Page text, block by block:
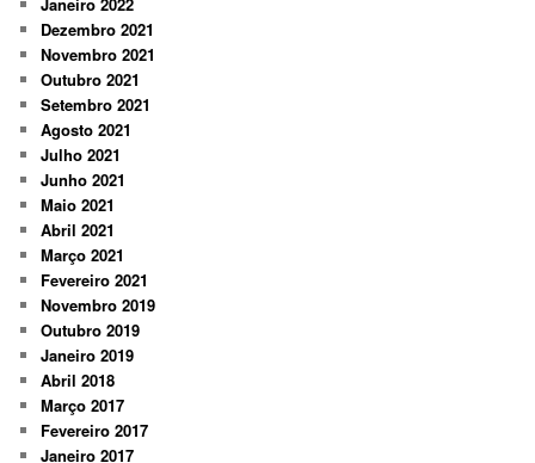
Dezembro 2021
Novembro 2021
Outubro 2021
Setembro 2021
Agosto 2021
Julho 2021
Junho 2021
Maio 2021
Abril 2021
Março 2021
Fevereiro 2021
Novembro 2019
Outubro 2019
Janeiro 2019
Abril 2018
Março 2017
Fevereiro 2017
Janeiro 2017